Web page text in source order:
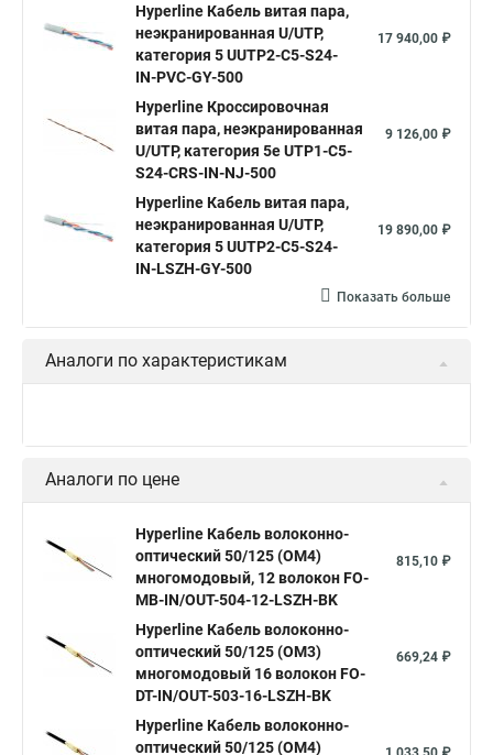
Hyperline Кабель витая пара,
неэкранированная U/UTP,
категория 5 UUTP2-C5-S24-
IN-PVC-GY-500
17 940,00 ₽
Hyperline Кроссировочная
витая пара, неэкранированная
U/UTP, категория 5e UTP1-C5-
S24-CRS-IN-NJ-500
9 126,00 ₽
Hyperline Кабель витая пара,
неэкранированная U/UTP,
категория 5 UUTP2-C5-S24-
IN-LSZH-GY-500
19 890,00 ₽
Показать больше
Аналоги по характеристикам
duplex FO-D3-IN-62-2-LSZH-BK
121,50 ₽
оптический 62.5/125 (OM1)
многомодовый 2 волокна, duplex
FO-D2-IN-62-2-LSZH-BK
Hyperline Кабель волоконно-
оптический 50/125 (OM2)
многомодовый 2 волокна FO-D2-
IN-50-2-LSZH-BK